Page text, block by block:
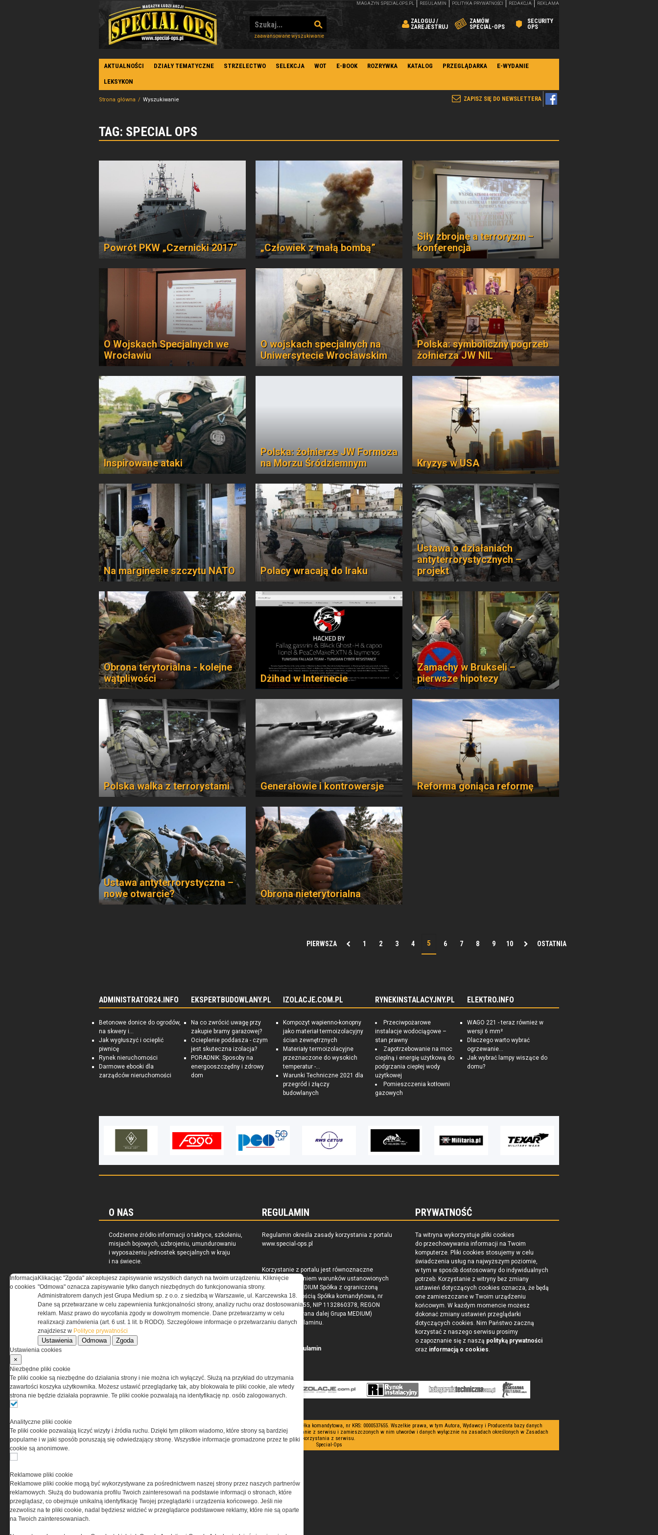
zaawansowane wyszukiwanie
ZALOGUJ /
ZAREJESTRUJ
ZAMÓW
SPECIAL-OPS
SECURITY
OPS
MAGAZYN SPECIAL-OPS.PL REGULAMIN POLITYKA PRYWATNOŚCI REDAKCJA REKLAMA
AKTUALNOŚCI DZIAŁY TEMATYCZNE STRZELECTWO SELEKCJA WOT E-BOOK ROZRYWKA KATALOG PRZEGLĄDARKA E-WYDANIE
LEKSYKON
ZAPISZ SIĘ DO NEWSLETTERA
Strona główna Wyszukiwanie
TAG: SPECIAL OPS
Powrót PKW „Czernicki 2017” „Człowiek z małą bombą”
Siły zbrojne a terroryzm –
konferencja
O Wojskach Specjalnych we
Wrocławiu
O wojskach specjalnych na
Uniwersytecie Wrocławskim
Polska: symboliczny pogrzeb
żołnierza JW NIL
Inspirowane ataki
Polska: żołnierze JW Formoza
na Morzu Śródziemnym
Kryzys w USA
Na marginesie szczytu NATO Polacy wracają do Iraku
Ustawa o działaniach
antyterrorystycznych –
projekt
Obrona terytorialna - kolejne
wątpliwości
Dżihad w Internecie
Zamachy w Brukseli –
pierwsze hipotezy
Polska walka z terrorystami Generałowie i kontrowersje Reforma goniąca reformę
Ustawa antyterrorystyczna –
nowe otwarcie?
Obrona nieterytorialna
PIERWSZA 1 2 3 4 6 7 8 9 10 OSTATNIA
ADMINISTRATOR24.INFO
Betonowe donice do ogrodów,
na skwery i...
Jak wygłuszyć i ocieplić
piwnicę
Rynek nieruchomości
Darmowe ebooki dla
zarządców nieruchomości
EKSPERTBUDOWLANY.PL
Na co zwrócić uwagę przy
zakupie bramy garażowej?
Ocieplenie poddasza - czym
jest skuteczna izolacja?
PORADNIK: Sposoby na
energooszczędny i zdrowy
dom
IZOLACJE.COM.PL
Kompozyt wapienno-konopny
jako materiał termoizolacyjny
ścian zewnętrznych
Materiały termoizolacyjne
przeznaczone do wysokich
temperatur -...
Warunki Techniczne 2021 dla
przegród i złączy
budowlanych
RYNEKINSTALACYJNY.PL
Przeciwpożarowe
instalacje wodociągowe –
stan prawny
Zapotrzebowanie na moc
cieplną i energię użytkową do
podgrzania ciepłej wody
użytkowej
Pomieszczenia kotłowni
gazowych
ELEKTRO.INFO
WAGO 221 - teraz również w
wersji 6 mm²
Dlaczego warto wybrać
ogrzewanie...
Jak wybrać lampy wiszące do
domu?
O NAS
Codzienne źródło informacji o taktyce, szkoleniu,
misjach bojowych, uzbrojeniu, umundurowaniu
i wyposażeniu jednostek specjalnych w kraju
i na świecie.
REGULAMIN
Regulamin określa zasady korzystania z portalu
www.special-ops.pl
Korzystanie z portalu jest równoznaczne
z zaakceptowaniem warunków ustanowionych
przez Grupa MEDIUM Spółka z ograniczoną
odpowiedzialnością Spółka komandytowa, nr
KRS: 0000537655, NIP 1132860378, REGON
146393437 (zwana dalej Grupa MEDIUM)
w postaci Regulaminu.
Przeczytaj regulamin
PRYWATNOŚĆ
Ta witryna wykorzystuje pliki cookies
do przechowywania informacji na Twoim
komputerze. Pliki cookies stosujemy w celu
świadczenia usług na najwyższym poziomie,
w tym w sposób dostosowany do indywidualnych
potrzeb. Korzystanie z witryny bez zmiany
ustawień dotyczących cookies oznacza, że będą
one zamieszczane w Twoim urządzeniu
końcowym. W każdym momencie możesz
dokonać zmiany ustawień przeglądarki
dotyczących cookies. Nim Państwo zaczną
korzystać z naszego serwisu prosimy
o zapoznanie się z naszą polityką prywatności
oraz informacją o cookies.
Copyright © 2004-2019 Grupa MEDIUM Spółka z ograniczoną odpowiedzialnością Spółka komandytowa, nr KRS: 0000537655. Wszelkie prawa, w tym Autora, Wydawcy i Producenta bazy danych
zastrzeżone. Jakiekolwiek dalsze rozpowszechnianie artykułów zabronione. Korzystanie z serwisu i zamieszczonych w nim utworów i danych wyłącznie na zasadach określonych w Zasadach
korzystania z serwisu.
Special-Ops
Informacja
o cookies
Klikacjąc "Zgoda" akceptujesz zapisywanie wszystkich danych na twoim urządzeniu. Kliknięcie
"Odmowa" oznacza zapisywanie tylko danych niezbędnych do funkcjonowania strony.
Administratorem danych jest Grupa Medium sp. z o.o. z siedzibą w Warszawie, ul. Karczewska 18.
Dane są przetwarzane w celu zapewnienia funkcjonalności strony, analizy ruchu oraz dostosowania
reklam. Masz prawo do wycofania zgody w dowolnym momencie. Dane przetwarzamy w celu
realizxacji zamówienia (art. 6 ust. 1 lit. b RODO). Szczegółowe informacje o przetwarzaniu danych
znajdziesz w Polityce prywatności
Ustawienia Odmowa Zgoda
Ustawienia cookies
×
Niezbędne pliki cookie
Te pliki cookie są niezbędne do działania strony i nie można ich wyłączyć. Służą na przykład do utrzymania
zawartości koszyka użytkownika. Możesz ustawić przeglądarkę tak, aby blokowała te pliki cookie, ale wtedy
strona nie będzie działała poprawnie. Te pliki cookie pozwalają na identyfikację np. osób zalogowanych.
Analityczne pliki cookie
Te pliki cookie pozwalają liczyć wizyty i źródła ruchu. Dzięki tym plikom wiadomo, które strony są bardziej
popularne i w jaki sposób poruszają się odwiedzający stronę. Wszystkie informacje gromadzone przez te pliki
cookie są anonimowe.
Reklamowe pliki cookie
Reklamowe pliki cookie mogą być wykorzystywane za pośrednictwem naszej strony przez naszych partnerów
reklamowych. Służą do budowania profilu Twoich zainteresowań na podstawie informacji o stronach, które
przeglądasz, co obejmuje unikalną identyfikację Twojej przeglądarki i urządzenia końcowego. Jeśli nie
zezwolisz na te pliki cookie, nadal będziesz widzieć w przeglądarce podstawowe reklamy, które nie są oparte
na Twoich zainteresowaniach.